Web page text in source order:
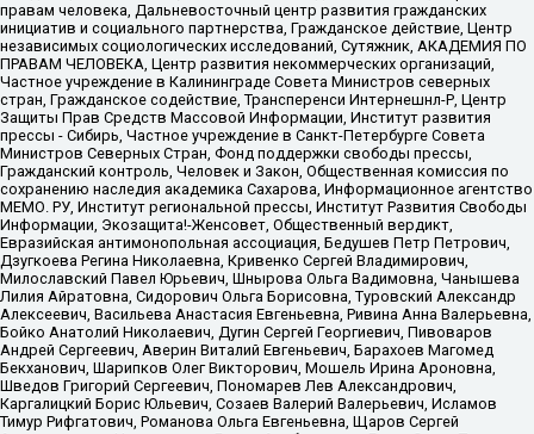
правам человека, Дальневосточный центр развития гражданских
инициатив и социального партнерства, Гражданское действие, Центр
независимых социологических исследований, Сутяжник, АКАДЕМИЯ ПО
ПРАВАМ ЧЕЛОВЕКА, Центр развития некоммерческих организаций,
Частное учреждение в Калининграде Совета Министров северных
стран, Гражданское содействие, Трансперенси Интернешнл-Р, Центр
Защиты Прав Средств Массовой Информации, Институт развития
прессы - Сибирь, Частное учреждение в Санкт-Петербурге Совета
Министров Северных Стран, Фонд поддержки свободы прессы,
Гражданский контроль, Человек и Закон, Общественная комиссия по
сохранению наследия академика Сахарова, Информационное агентство
МЕМО. РУ, Институт региональной прессы, Институт Развития Свободы
Информации, Экозащита!-Женсовет, Общественный вердикт,
Евразийская антимонопольная ассоциация, Бедушев Петр Петрович,
Дзугкоева Регина Николаевна, Кривенко Сергей Владимирович,
Милославский Павел Юрьевич, Шнырова Ольга Вадимовна, Чанышева
Лилия Айратовна, Сидорович Ольга Борисовна, Туровский Александр
Алексеевич, Васильева Анастасия Евгеньевна, Ривина Анна Валерьевна,
Бойко Анатолий Николаевич, Дугин Сергей Георгиевич, Пивоваров
Андрей Сергеевич, Аверин Виталий Евгеньевич, Барахоев Магомед
Бекханович, Шарипков Олег Викторович, Мошель Ирина Ароновна,
Шведов Григорий Сергеевич, Пономарев Лев Александрович,
Каргалицкий Борис Юльевич, Созаев Валерий Валерьевич, Исламов
Тимур Рифгатович, Романова Ольга Евгеньевна, Щаров Сергей